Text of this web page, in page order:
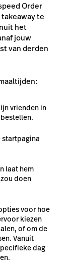
Order
te
het
jouw
van derden
vrienden in
startpagina
laat hem
doen
voor hoe
kiezen
of om de
Vanuit
dag